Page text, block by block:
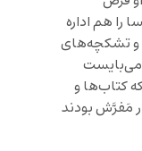
را هم اداره
و تشکچه‌های
می‌بایست
کتاب‌ها و
مَفرَّش بودند